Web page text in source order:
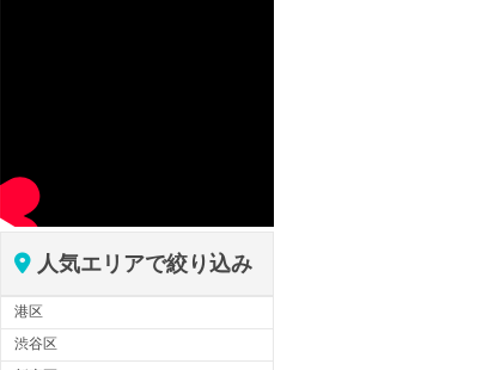
人気エリアで絞り込み
港区
渋谷区